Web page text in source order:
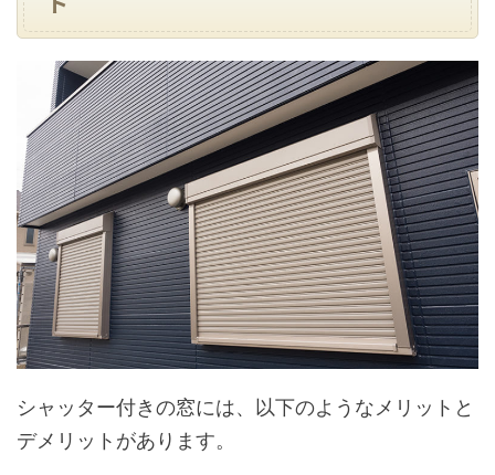
シャッター付きの窓には、以下のようなメリットと
デメリットがあります。